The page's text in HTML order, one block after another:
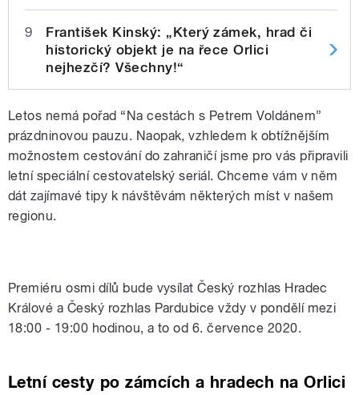
9
František Kinský: „Který zámek, hrad či
historický objekt je na řece Orlici
nejhezčí? Všechny!“
Letos nemá pořad “Na cestách s Petrem Voldánem”
prázdninovou pauzu. Naopak, vzhledem k obtížnějším
možnostem cestování do zahraničí jsme pro vás připravili
letní speciální cestovatelský seriál. Chceme vám v něm
dát zajímavé tipy k návštěvám některých míst v našem
regionu.
Petr Voldán a František Kinský vás
Premiéru osmi dílů bude vysílat Český rozhlas Hradec
Králové a Český rozhlas Pardubice vždy v pondělí mezi
18:00 - 19:00 hodinou, a to od 6. července 2020.
Letní cesty po zámcích a hradech na Orlici